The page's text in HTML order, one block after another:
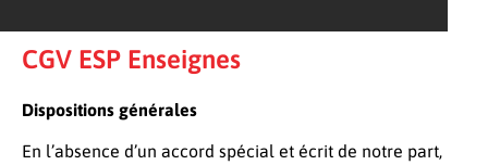
CGV ESP Enseignes
Dispositions générales
En l’absence d’un accord spécial et écrit de notre part,